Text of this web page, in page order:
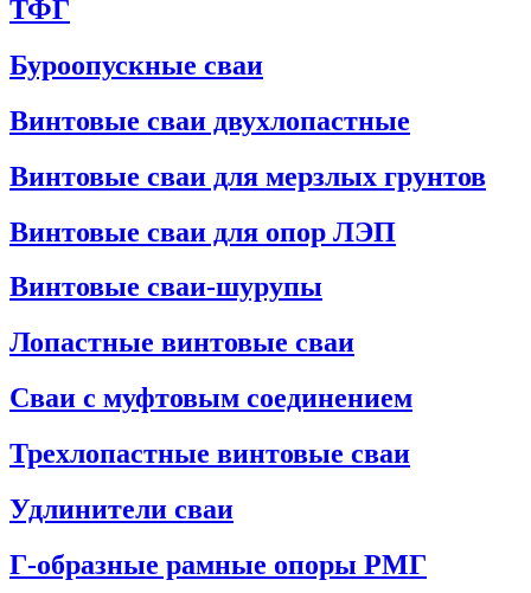
ТФГ
Буроопускные сваи
Винтовые сваи двухлопастные
Винтовые сваи для мерзлых грунтов
Винтовые сваи для опор ЛЭП
Винтовые сваи-шурупы
Лопастные винтовые сваи
Сваи с муфтовым соединением
Трехлопастные винтовые сваи
Удлинители сваи
Г-образные рамные опоры РМГ